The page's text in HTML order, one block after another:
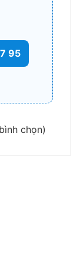
95
chọn)